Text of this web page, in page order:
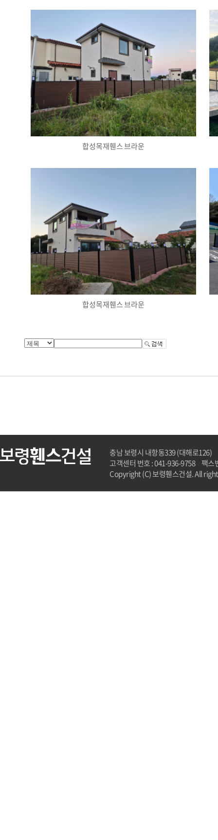
합성목재휀스 브라운
합성목재휀스 브라운
충남 보령시 내항동339 (대해로126)
고객센터 번호 : 041-936-9758 팩스
Copyright (C) 보령휀스건설. All